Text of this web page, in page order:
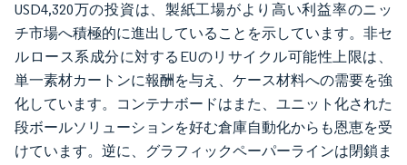
USD4,320万の投資は、製紙工場がより高い利益率のニッ
チ市場へ積極的に進出していることを示しています。非セ
ルロース系成分に対するEUのリサイクル可能性上限は、
単一素材カートンに報酬を与え、ケース材料への需要を強
化しています。コンテナボードはまた、ユニット化された
段ボールソリューションを好む倉庫自動化からも恩恵を受
けています。逆に、グラフィックペーパーラインは閉鎖ま